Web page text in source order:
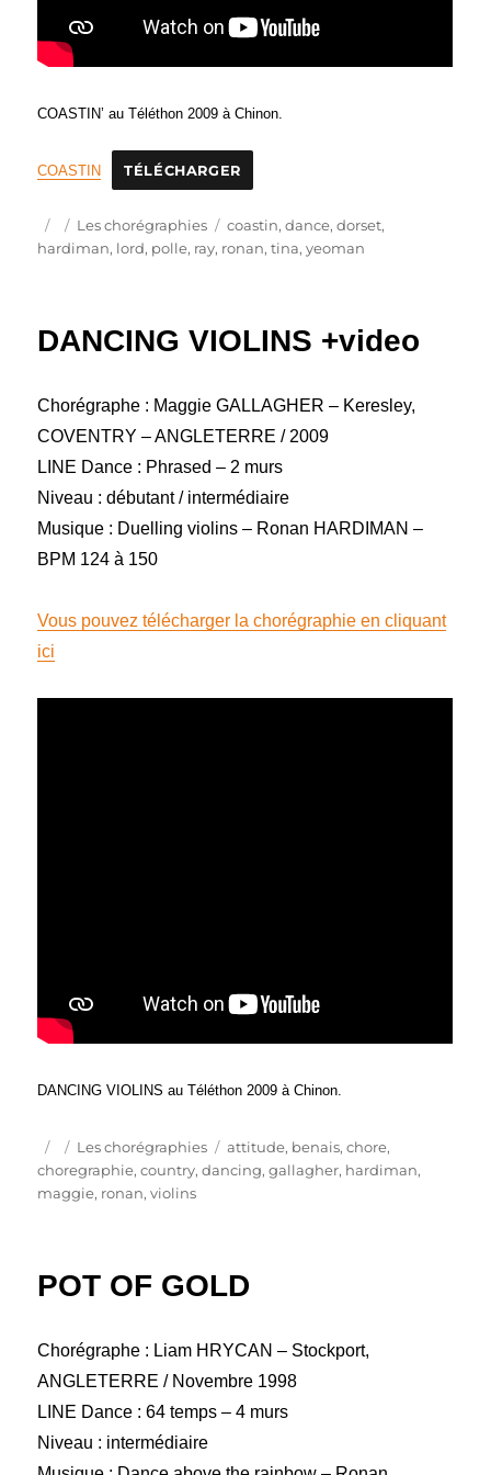
COASTIN’ au Téléthon 2009 à Chinon.
COASTIN TÉLÉCHARGER
Publié
le
Catégories
Les chorégraphies Étiquettes
coastin,dance,dorset,
hardiman, lord, polle, ray, ronan,tina,yeoman
DANCING VIOLINS +video
Chorégraphe : Maggie GALLAGHER – Keresley,
COVENTRY – ANGLETERRE / 2009
LINE Dance : Phrased – 2 murs
Niveau : débutant / intermédiaire
Musique : Duelling violins – Ronan HARDIMAN –
BPM 124 à 150
Vous pouvez télécharger la chorégraphie en cliquant
ici
DANCING VIOLINS au Téléthon 2009 à Chinon.
Publié
le
Catégories
Les chorégraphies Étiquettes
attitude, benais,chore,
choregraphie,country,dancing,gallagher, hardiman,
maggie, ronan,violins
POT OF GOLD
Chorégraphe : Liam HRYCAN – Stockport,
ANGLETERRE / Novembre 1998
LINE Dance : 64 temps – 4 murs
Niveau : intermédiaire